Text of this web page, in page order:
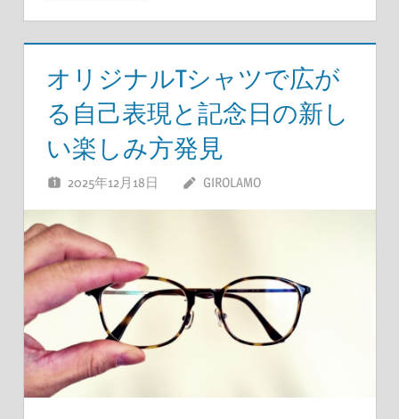
オリジナルTシャツで広が
る自己表現と記念日の新し
い楽しみ方発見
2025年12月18日 GIROLAMO